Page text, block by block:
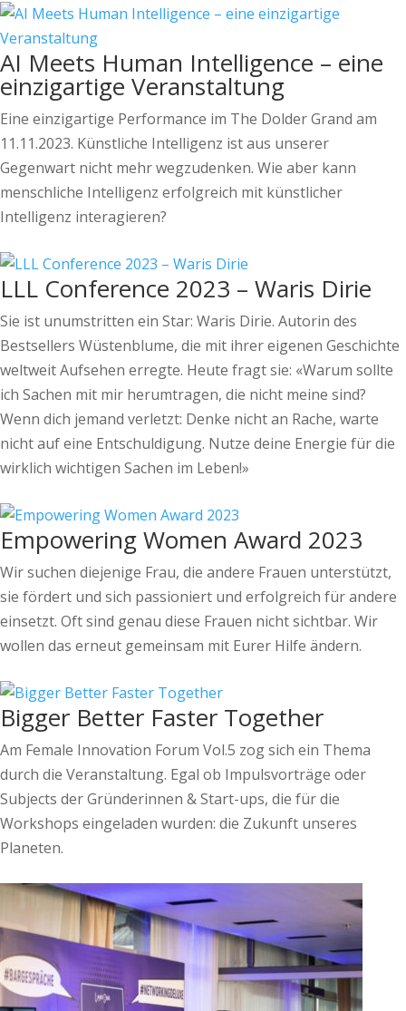
AI Meets Human Intelligence – eine
einzigartige Veranstaltung
Eine einzigartige Performance im The Dolder Grand am
11.11.2023. Künstliche Intelligenz ist aus unserer
Gegenwart nicht mehr wegzudenken. Wie aber kann
menschliche Intelligenz erfolgreich mit künstlicher
Intelligenz interagieren?
LLL Conference 2023 – Waris Dirie
Sie ist unumstritten ein Star: Waris Dirie. Autorin des
Bestsellers Wüstenblume, die mit ihrer eigenen Geschichte
weltweit Aufsehen erregte. Heute fragt sie: «Warum sollte
ich Sachen mit mir herumtragen, die nicht meine sind?
Wenn dich jemand verletzt: Denke nicht an Rache, warte
nicht auf eine Entschuldigung. Nutze deine Energie für die
wirklich wichtigen Sachen im Leben!»
Empowering Women Award 2023
Wir suchen diejenige Frau, die andere Frauen unterstützt,
sie fördert und sich passioniert und erfolgreich für andere
einsetzt. Oft sind genau diese Frauen nicht sichtbar. Wir
wollen das erneut gemeinsam mit Eurer Hilfe ändern.
Bigger Better Faster Together
Am Female Innovation Forum Vol.5 zog sich ein Thema
durch die Veranstaltung. Egal ob Impulsvorträge oder
Subjects der Gründerinnen & Start-ups, die für die
Workshops eingeladen wurden: die Zukunft unseres
Planeten.